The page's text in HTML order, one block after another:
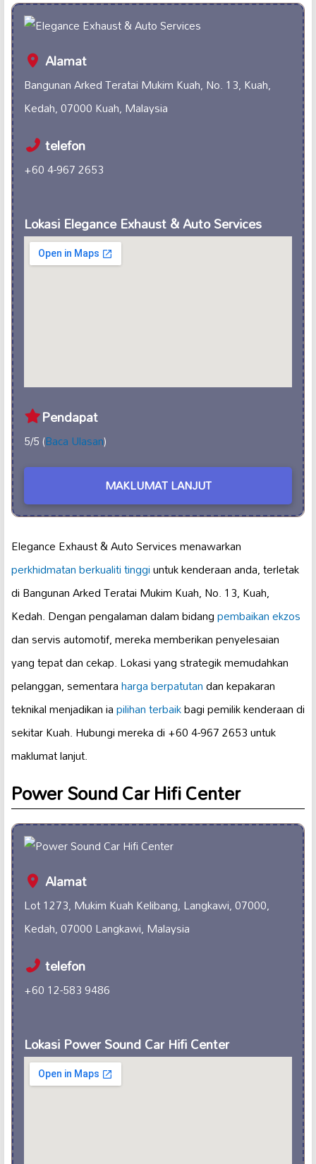
Alamat
Bangunan Arked Teratai Mukim Kuah, No. 13, Kuah,
Kedah, 07000 Kuah, Malaysia
telefon
+60 4-967 2653
Lokasi Elegance Exhaust & Auto Services
Pendapat
5/5 (Baca Ulasan)
MAKLUMAT LANJUT
Elegance Exhaust & Auto Services menawarkan
perkhidmatan berkualiti tinggiuntuk kenderaan anda, terletak
di Bangunan Arked Teratai Mukim Kuah, No. 13, Kuah,
Kedah. Dengan pengalaman dalam bidangpembaikan ekzos
dan servis automotif, mereka memberikan penyelesaian
yang tepat dan cekap. Lokasi yang strategik memudahkan
pelanggan, sementaraharga berpatutandan kepakaran
teknikal menjadikan iapilihan terbaikbagi pemilik kenderaan di
sekitar Kuah. Hubungi mereka di +60 4-967 2653 untuk
maklumat lanjut.
Power Sound Car Hifi Center
Alamat
Lot 1273, Mukim Kuah Kelibang, Langkawi, 07000,
Kedah, 07000 Langkawi, Malaysia
telefon
+60 12-583 9486
Lokasi Power Sound Car Hifi Center